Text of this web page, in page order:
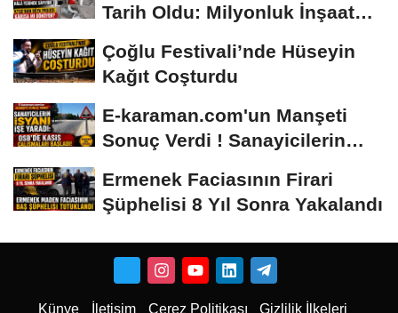
Tarih Oldu: Milyonluk İnşaat
Çoğlu Festivali’nde Hüseyin
Kağıt Coşturdu
E-karaman.com'un Manşeti
Sonuç Verdi ! Sanayicilerin
Ermenek Faciasının Firari
Şüphelisi 8 Yıl Sonra Yakalandı
Künye İletişim Çerez Politikası Gizlilik İlkeleri